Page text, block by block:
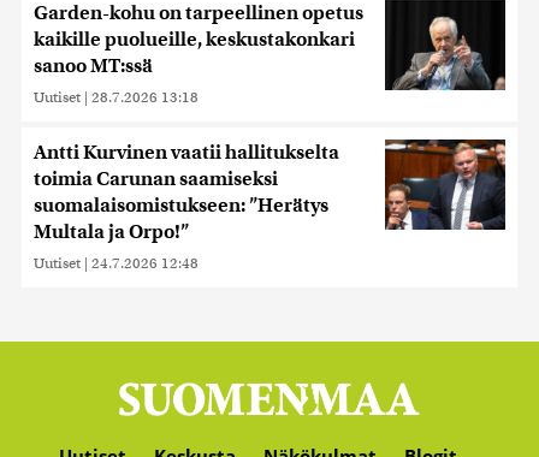
Garden-kohu on tarpeellinen opetus
kaikille puolueille, keskustakonkari
sanoo MT:ssä
Uutiset | 28.7.2026 13:18
Antti Kurvinen vaatii hallitukselta
toimia Carunan saamiseksi
suomalaisomistukseen: ”Herätys
Multala ja Orpo!”
Uutiset | 24.7.2026 12:48